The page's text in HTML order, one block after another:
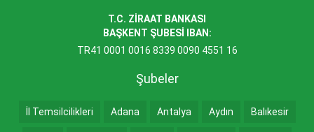
T.C. ZİRAAT BANKASI
BAŞKENT ŞUBESİ IBAN:
TR41 0001 0016 8339 0090 4551 16
Şubeler
İl Temsilcilikleri Adana Antalya Aydın Balıkesir